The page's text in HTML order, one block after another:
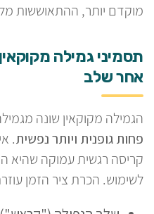
מוקדם יותר, ההתאוששות
תסמיני גמילה
אחר שלב
הגמילה מקוקאין שונה
פחות גופנית ויותר נפשית.
קריסה רגשית עמוקה שהיא
לשימוש. הכרת ציר הזמן